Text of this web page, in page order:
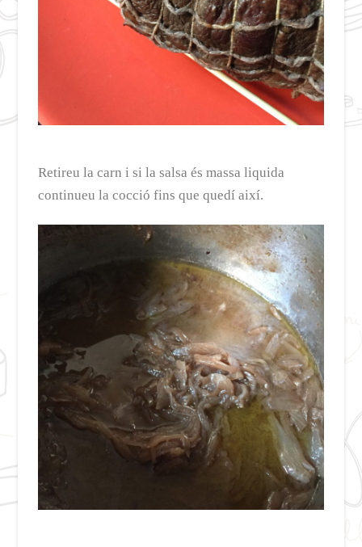
Retireu la carn i si la salsa és massa liquida
continueu la cocció fins que quedí així.